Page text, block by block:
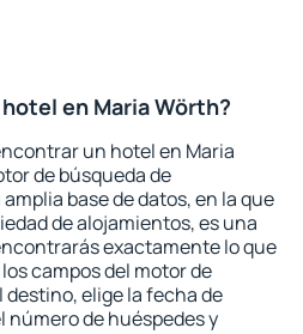
en Maria Wörth?
un hotel en Maria
de búsqueda de
base de datos, en la que
de alojamientos, es una
exactamente lo que
campos del motor de
elige la fecha de
número de huéspedes y